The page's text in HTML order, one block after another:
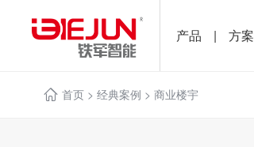
产品 | 方案
首页> 经典案例 > 商业楼宇